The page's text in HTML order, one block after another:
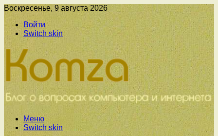
Воскресенье, 9 августа 2026
Войти
Switch skin
Меню
Switch skin